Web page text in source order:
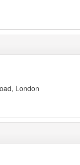
London